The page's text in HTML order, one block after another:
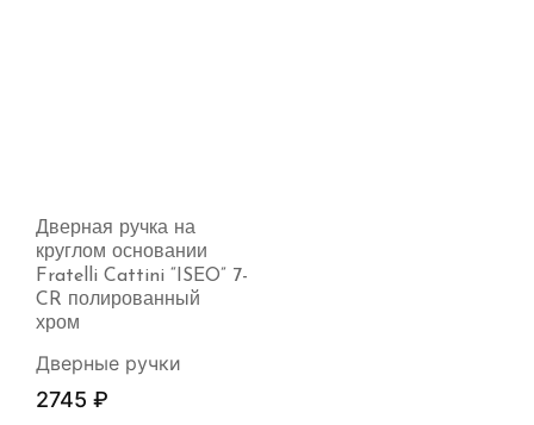
Дверная ручка на
круглом основании
Fratelli Cattini “ISEO” 7-
CR полированный
хром
Дверные ручки
2745 ₽